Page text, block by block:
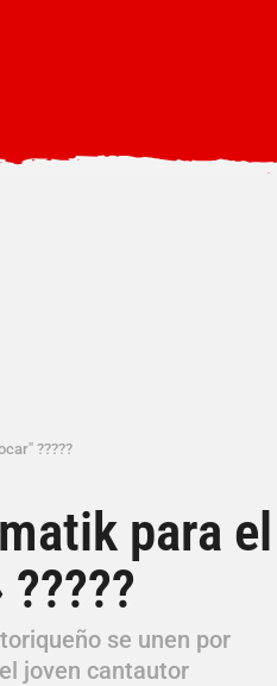
?????
para el
se unen por
joven cantautor